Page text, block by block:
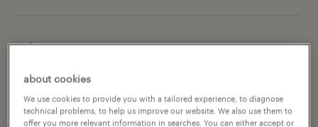
job category
about cookies
We use cookies to provide you with a tailored experience, to diagnose
technical problems, to help us improve our website. We also use them to
offer you more relevant information in searches. You can either accept or